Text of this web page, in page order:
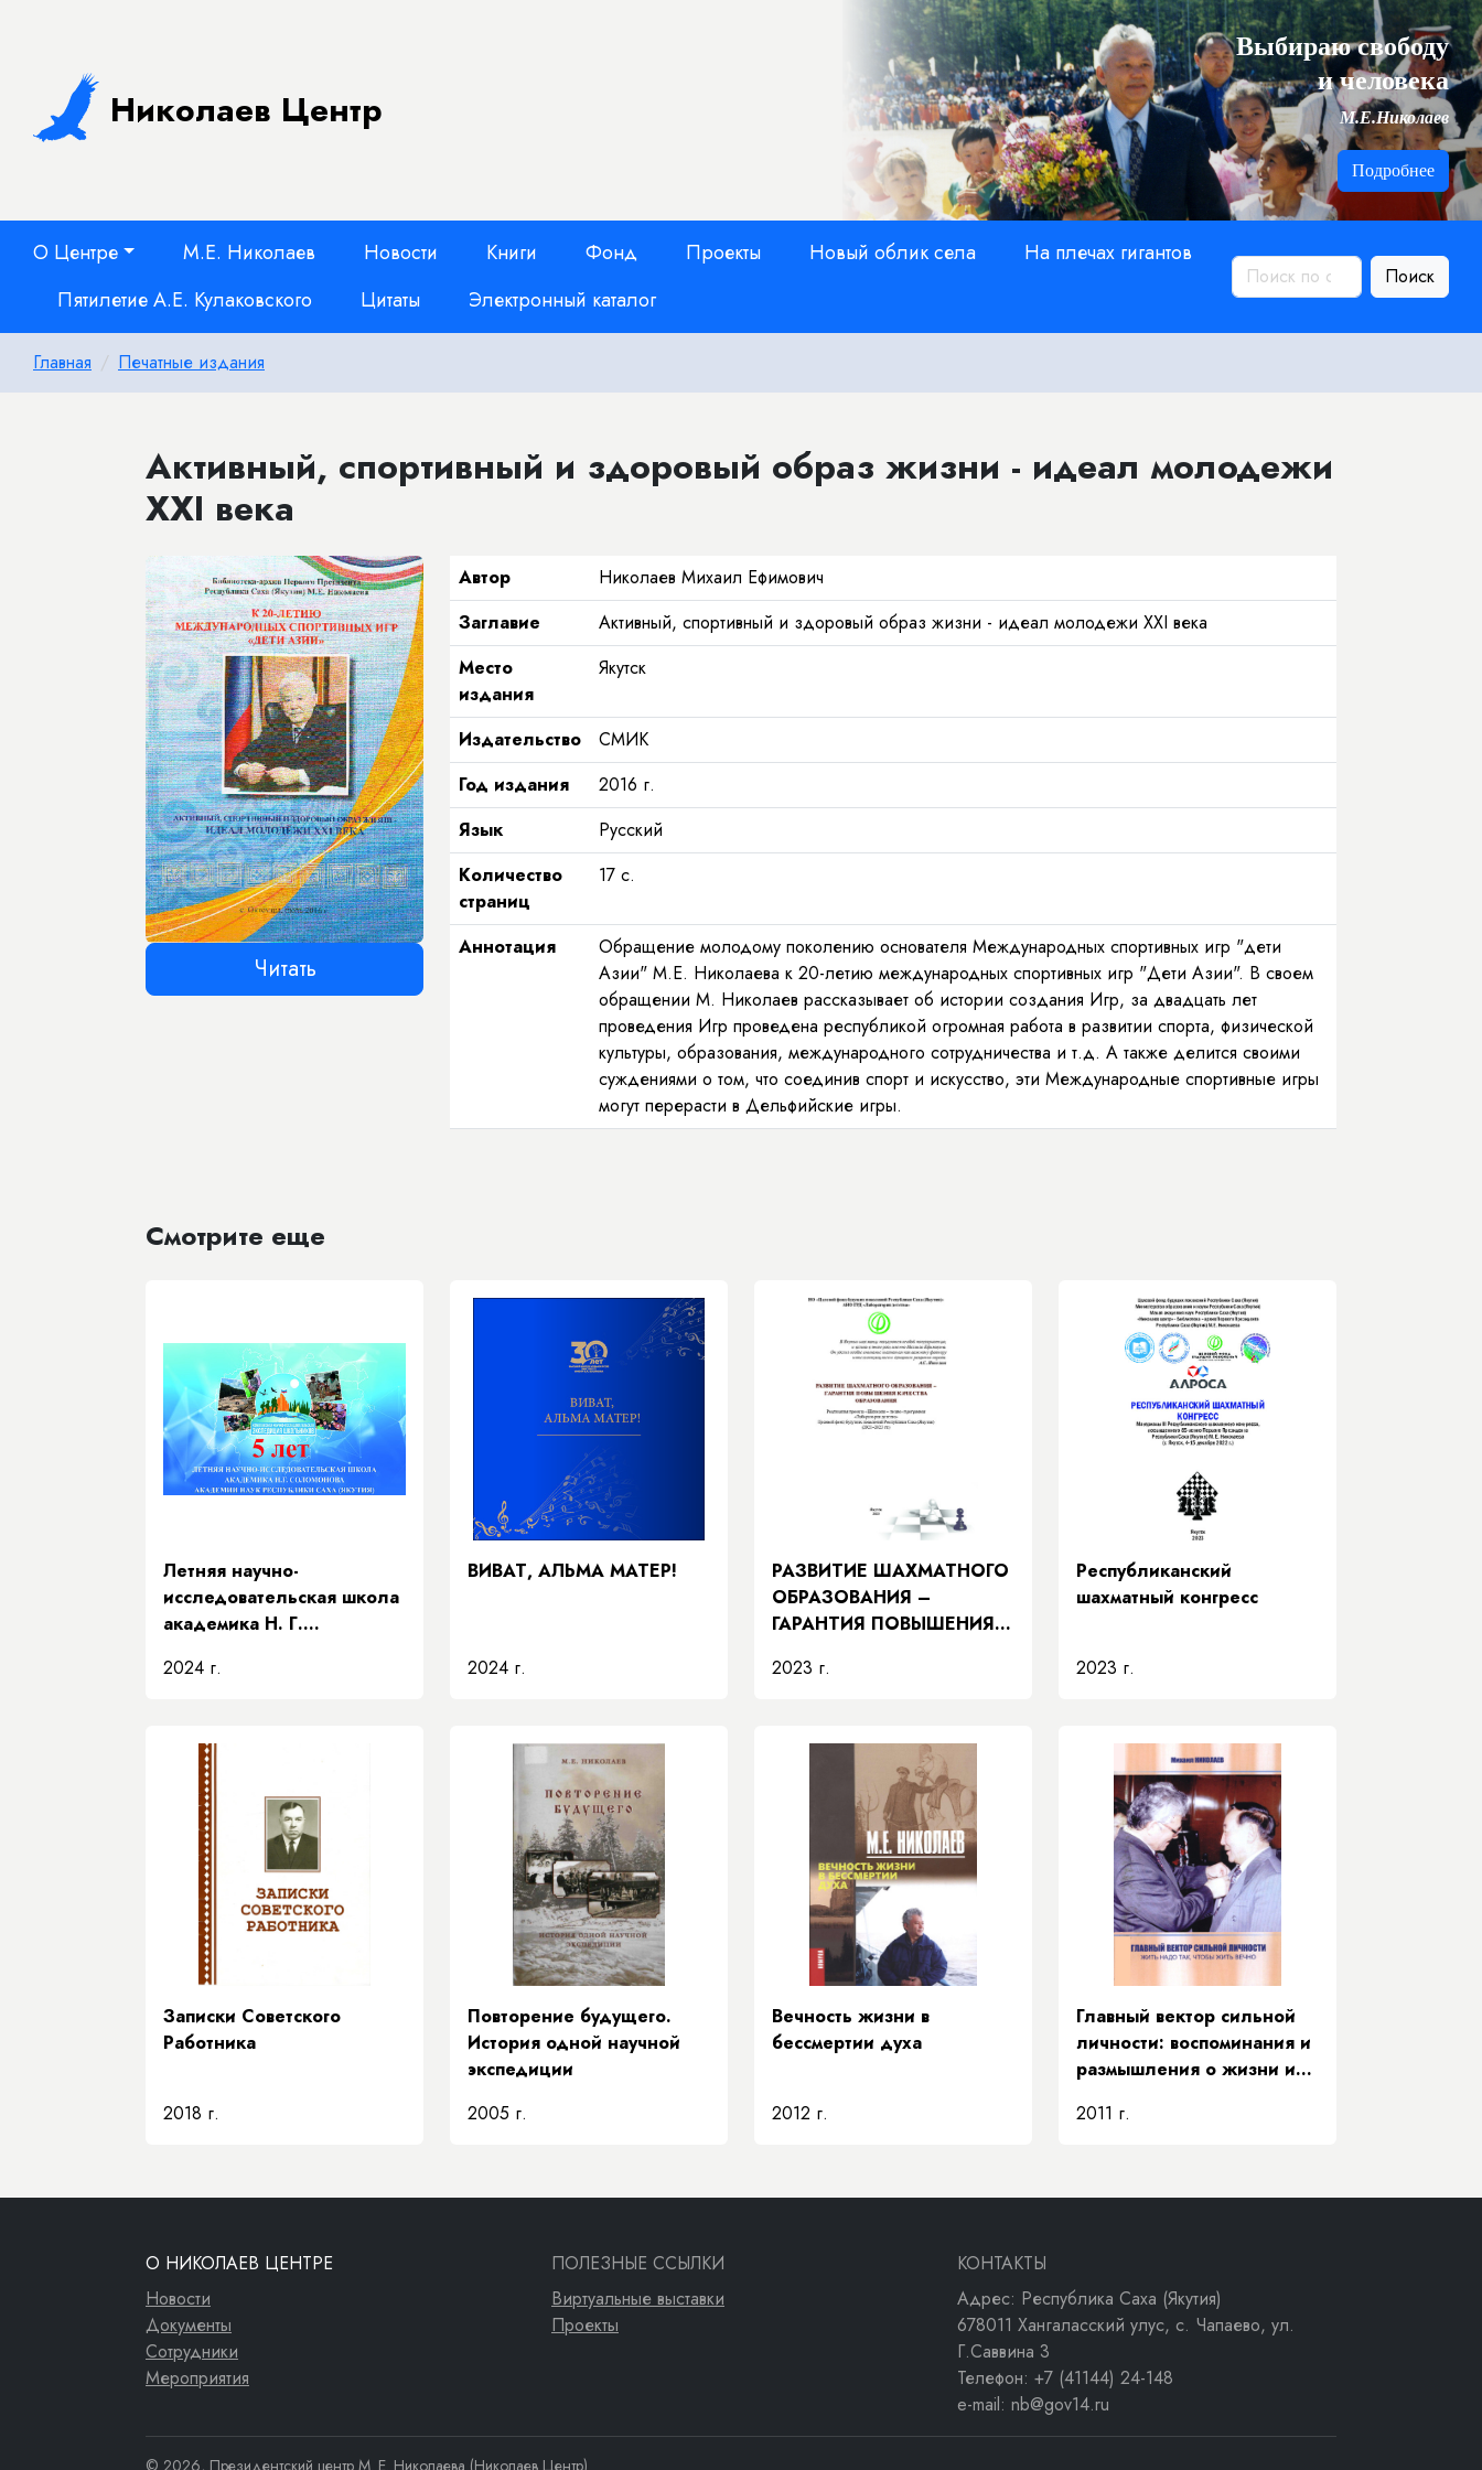
Николаев Центр
Выбираю свободу
и человека
М.Е.Николаев
Подробнее
О Центре М.Е. Николаев Новости Книги Фонд Проекты Новый облик села
На плечах гигантов
Пятилетие А.Е. Кулаковского
Цитаты Электронный каталог
Поиск
Главная Печатные издания
Активный, спортивный и здоровый образ жизни - идеал молодежи
XXI века
Читать
Автор
Николаев Михаил Ефимович
Заглавие
Активный, спортивный и здоровый образ жизни - идеал молодежи XXI века
Место
издания
Якутск
Издательство
СМИК
Год издания
2016 г.
Язык
Русский
Количество
страниц
17 с.
Аннотация
Обращение молодому поколению основателя Международных спортивных игр "дети
Азии" М.Е. Николаева к 20-летию международных спортивных игр "Дети Азии". В своем
обращении М. Николаев рассказывает об истории создания Игр, за двадцать лет
проведения Игр проведена республикой огромная работа в развитии спорта, физической
культуры, образования, международного сотрудничества и т.д. А также делится своими
суждениями о том, что соединив спорт и искусство, эти Международные спортивные игры
могут перерасти в Дельфийские игры.
Смотрите еще
Летняя научно-
исследовательская школа
академика Н. Г.
наук Республики Саха
2024 г.
ВИВАТ, АЛЬМА МАТЕР!
2024 г.
РАЗВИТИЕ ШАХМАТНОГО
ОБРАЗОВАНИЯ –
ГАРАНТИЯ ПОВЫШЕНИЯ
ОБРАЗОВАНИЯ
2023 г.
Республиканский
шахматный конгресс
2023 г.
Записки Советского
Работника
2018 г.
Повторение будущего.
История одной научной
экспедиции
2005 г.
Вечность жизни в
бессмертии духа
2012 г.
Главный вектор сильной
личности: воспоминания и
размышления о жизни и
Кычкина
2011 г.
О НИКОЛАЕВ ЦЕНТРЕ
Новости
Документы
Сотрудники
Мероприятия
ПОЛЕЗНЫЕ ССЫЛКИ
Виртуальные выставки
Проекты
КОНТАКТЫ
Адрес: Республика Саха (Якутия)
678011 Хангаласский улус, с. Чапаево, ул.
Г.Саввина 3
Телефон: +7 (41144) 24-148
e-mail: nb@gov14.ru
© 2026, Президентский центр М. Е. Николаева (Николаев Центр)